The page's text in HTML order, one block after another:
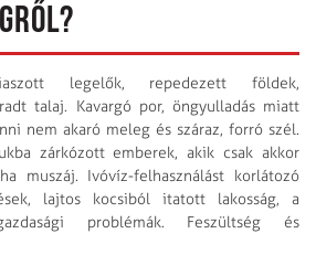
legelők, repedezett földek,
talaj. Kavargó por, öngyulladás miatt
nem akaró meleg és száraz, forró szél.
zárkózott emberek, akik csak akkor
muszáj. Ivóvíz-felhasználást korlátozó
lajtos kocsiból itatott lakosság, a
problémák. Feszültség és